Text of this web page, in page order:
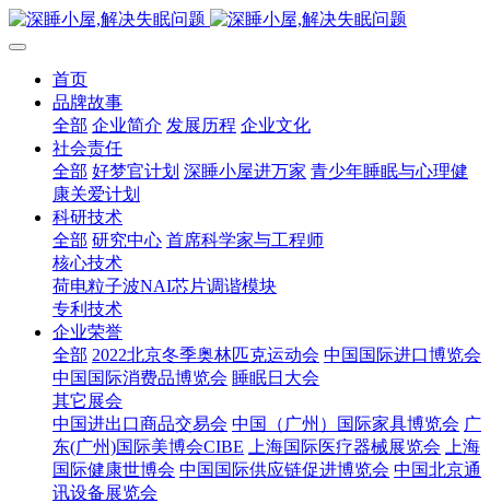
首页
品牌故事
全部 企业简介 发展历程 企业文化
社会责任
全部 好梦官计划 深睡小屋进万家 青少年睡眠与心理健
康关爱计划
科研技术
全部 研究中心 首席科学家与工程师
核心技术
荷电粒子波NAI芯片调谐模块
专利技术
企业荣誉
全部 2022北京冬季奥林匹克运动会 中国国际进口博览会
中国国际消费品博览会 睡眠日大会
其它展会
中国进出口商品交易会 中国（广州）国际家具博览会 广
东(广州)国际美博会CIBE
上海国际医疗器械展览会
上海
国际健康世博会 中国国际供应链促进博览会 中国北京通
讯设备展览会